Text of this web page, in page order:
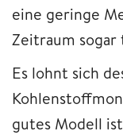
eine geringe
Zeitraum sogar
Es lohnt sich
gutes Modell